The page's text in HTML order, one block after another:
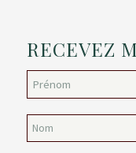
RECEVEZ